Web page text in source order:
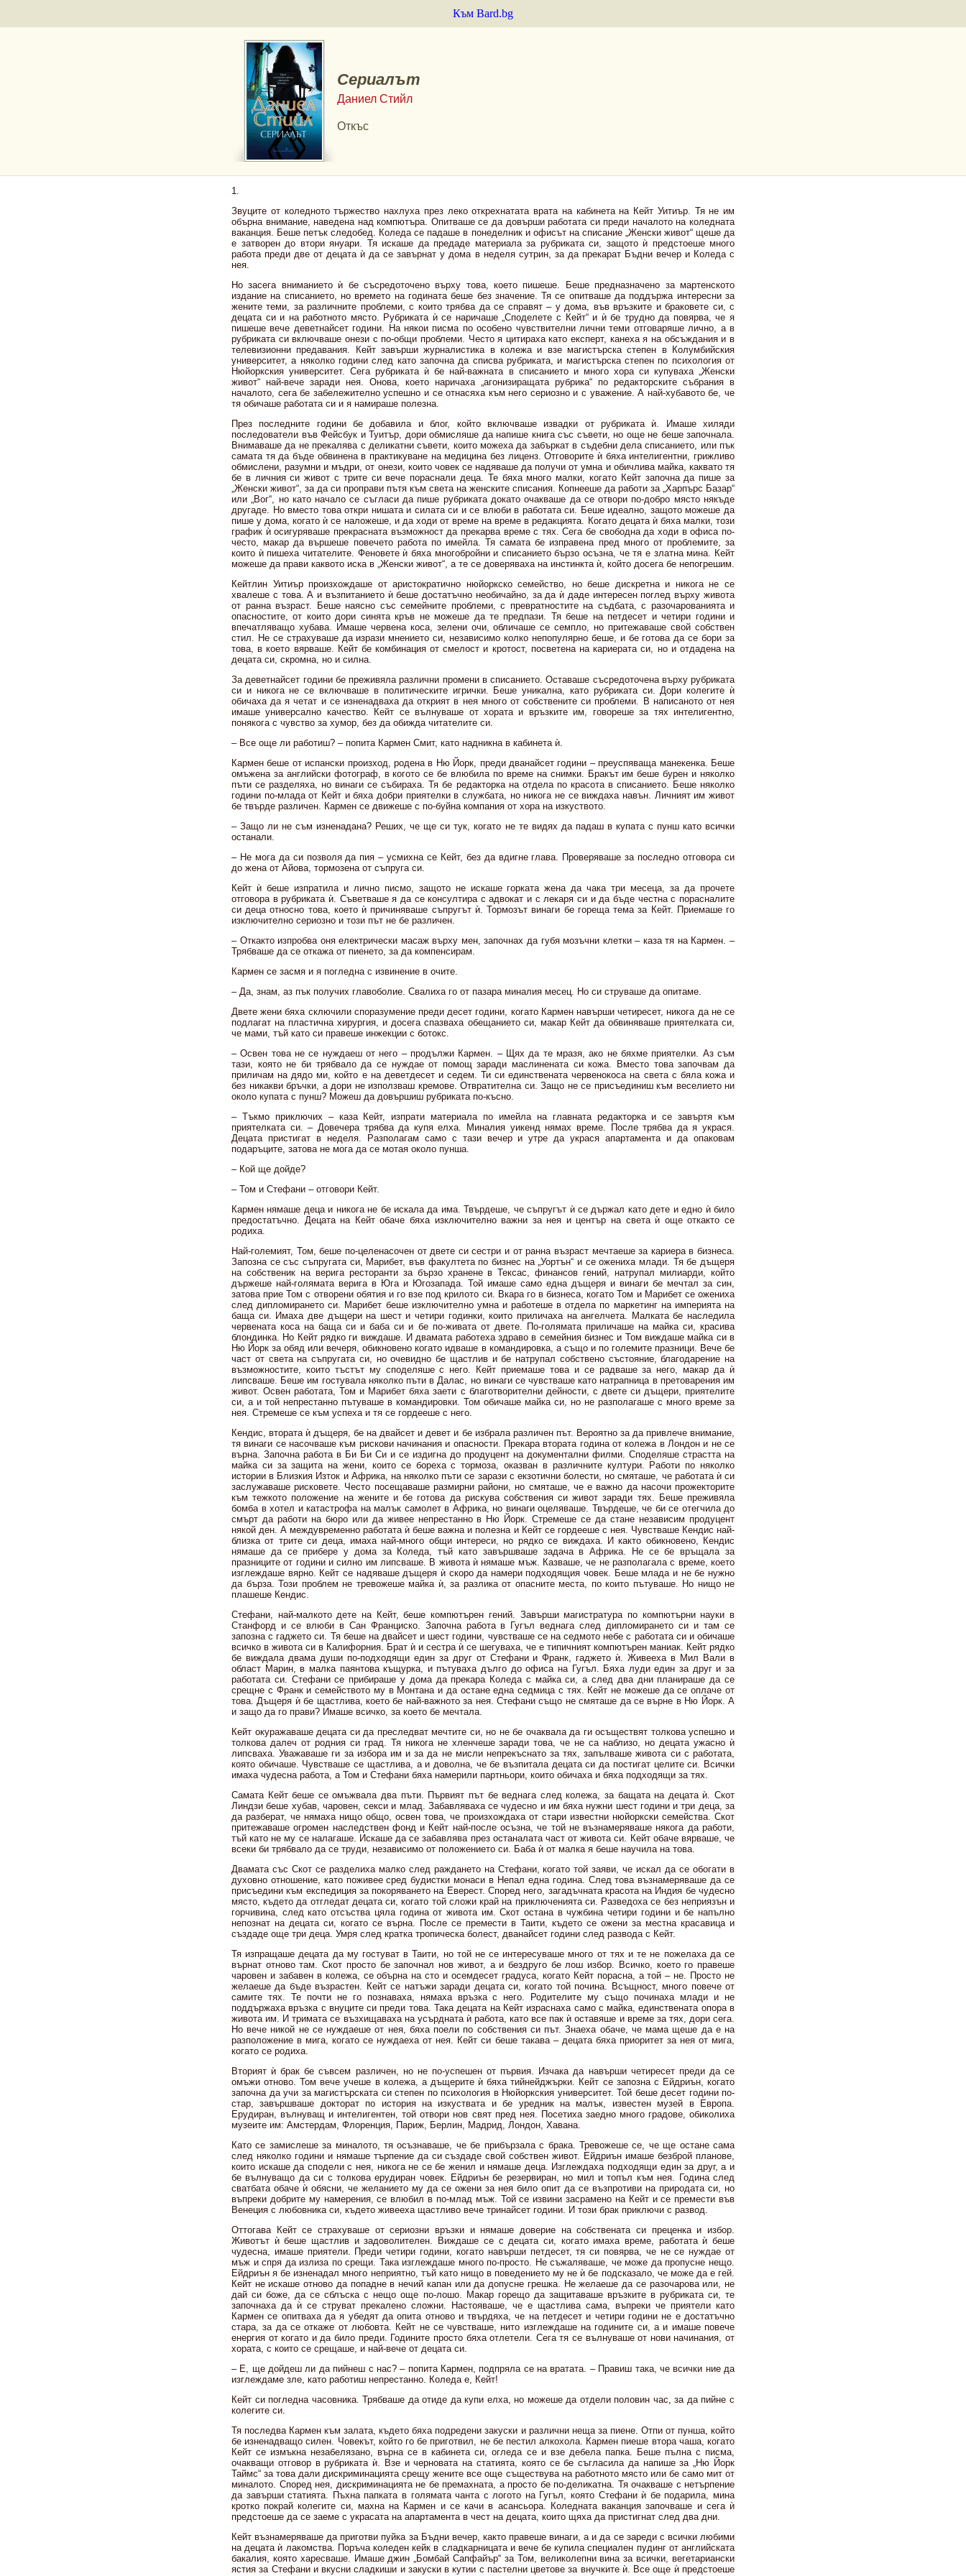
Към Bard.bg
Сериалът
Даниел Стийл
Откъс
1.
Звуците от коледното тържество нахлуха през леко открехнатата врата на кабинета на Кейт Уитиър. Тя не им
обърна внимание, наведена над компютъра. Опитваше се да довърши работата си преди началото на коледната
ваканция. Беше петък следобед. Коледа се падаше в понеделник и офисът на списание „Женски живот“ щеше да
е затворен до втори януари. Тя искаше да предаде материала за рубриката си, защото ѝ предстоеше много
работа преди две от децата ѝ да се завърнат у дома в неделя сутрин, за да прекарат Бъдни вечер и Коледа с
нея.
Но засега вниманието ѝ бе съсредоточено върху това, което пишеше. Беше предназначено за мартенското
издание на списанието, но времето на годината беше без значение. Тя се опитваше да поддържа интересни за
жените теми, за различните проблеми, с които трябва да се справят – у дома, във връзките и браковете си, с
децата си и на работното място. Рубриката ѝ се наричаше „Споделете с Кейт“ и ѝ бе трудно да повярва, че я
пишеше вече деветнайсет години. На някои писма по особено чувствителни лични теми отговаряше лично, а в
рубриката си включваше онези с по-общи проблеми. Често я цитираха като експерт, канеха я на обсъждания и в
телевизионни предавания. Кейт завърши журналистика в колежа и взе магистърска степен в Колумбийския
университет, а няколко години след като започна да списва рубриката, и магистърска степен по психология от
Нюйоркския университет. Сега рубриката ѝ бе най-важната в списанието и много хора си купуваха „Женски
живот“ най-вече заради нея. Онова, което наричаха „агонизиращата рубрика“ по редакторските събрания в
началото, сега бе забележително успешно и се отнасяха към него сериозно и с уважение. А най-хубавото бе, че
тя обичаше работата си и я намираше полезна.
През последните години бе добавила и блог, който включваше извадки от рубриката ѝ. Имаше хиляди
последователи във Фейсбук и Туитър, дори обмисляше да напише книга със съвети, но още не беше започнала.
Внимаваше да не прекалява с деликатни съвети, които можеха да забъркат в съдебни дела списанието, или пък
самата тя да бъде обвинена в практикуване на медицина без лиценз. Отговорите ѝ бяха интелигентни, грижливо
обмислени, разумни и мъдри, от онези, които човек се надяваше да получи от умна и обичлива майка, каквато тя
бе в личния си живот с трите си вече пораснали деца. Те бяха много малки, когато Кейт започна да пише за
„Женски живот“, за да си проправи пътя към света на женските списания. Копнееше да работи за „Харпърс Базар“
или „Вог“, но като начало се съгласи да пише рубриката докато очакваше да се отвори по-добро място някъде
другаде. Но вместо това откри нишата и силата си и се влюби в работата си. Беше идеално, защото можеше да
пише у дома, когато ѝ се наложеше, и да ходи от време на време в редакцията. Когато децата ѝ бяха малки, този
график ѝ осигуряваше прекрасната възможност да прекарва време с тях. Сега бе свободна да ходи в офиса по-
често, макар да вършеше повечето работа по имейла. Тя самата бе изправена пред много от проблемите, за
които ѝ пишеха читателите. Феновете ѝ бяха многобройни и списанието бързо осъзна, че тя е златна мина. Кейт
можеше да прави каквото иска в „Женски живот“, а те се доверяваха на инстинкта ѝ, който досега бе непогрешим.
Кейтлин Уитиър произхождаше от аристократично нюйоркско семейство, но беше дискретна и никога не се
хвалеше с това. А и възпитанието ѝ беше достатъчно необичайно, за да ѝ даде интересен поглед върху живота
от ранна възраст. Беше наясно със семейните проблеми, с превратностите на съдбата, с разочарованията и
опасностите, от които дори синята кръв не можеше да те предпази. Тя беше на петдесет и четири години и
впечатляващо хубава. Имаше червена коса, зелени очи, обличаше се семпло, но притежаваше свой собствен
стил. Не се страхуваше да изрази мнението си, независимо колко непопулярно беше, и бе готова да се бори за
това, в което вярваше. Кейт бе комбинация от смелост и кротост, посветена на кариерата си, но и отдадена на
децата си, скромна, но и силна.
За деветнайсет години бе преживяла различни промени в списанието. Оставаше съсредоточена върху рубриката
си и никога не се включваше в политическите игрички. Беше уникална, като рубриката си. Дори колегите ѝ
обичаха да я четат и се изненадваха да открият в нея много от собствените си проблеми. В написаното от нея
имаше универсално качество. Кейт се вълнуваше от хората и връзките им, говореше за тях интелигентно,
понякога с чувство за хумор, без да обижда читателите си.
– Все още ли работиш? – попита Кармен Смит, като надникна в кабинета ѝ.
Кармен беше от испански произход, родена в Ню Йорк, преди дванайсет години – преуспяваща манекенка. Беше
омъжена за английски фотограф, в когото се бе влюбила по време на снимки. Бракът им беше бурен и няколко
пъти се разделяха, но винаги се събираха. Тя бе редакторка на отдела по красота в списанието. Беше няколко
години по-млада от Кейт и бяха добри приятелки в службата, но никога не се виждаха навън. Личният им живот
бе твърде различен. Кармен се движеше с по-буйна компания от хора на изкуството.
– Защо ли не съм изненадана? Реших, че ще си тук, когато не те видях да падаш в купата с пунш като всички
останали.
– Не мога да си позволя да пия – усмихна се Кейт, без да вдигне глава. Проверяваше за последно отговора си
до жена от Айова, тормозена от съпруга си.
Кейт ѝ беше изпратила и лично писмо, защото не искаше горката жена да чака три месеца, за да прочете
отговора в рубриката ѝ. Съветваше я да се консултира с адвокат и с лекаря си и да бъде честна с порасналите
си деца относно това, което ѝ причиняваше съпругът ѝ. Тормозът винаги бе гореща тема за Кейт. Приемаше го
изключително сериозно и този път не бе различен.
– Откакто изпробва оня електрически масаж върху мен, започнах да губя мозъчни клетки – каза тя на Кармен. –
Трябваше да се откажа от пиенето, за да компенсирам.
Кармен се засмя и я погледна с извинение в очите.
– Да, знам, аз пък получих главоболие. Свалиха го от пазара миналия месец. Но си струваше да опитаме.
Двете жени бяха сключили споразумение преди десет години, когато Кармен навърши четиресет, никога да не се
подлагат на пластична хирургия, и досега спазваха обещанието си, макар Кейт да обвиняваше приятелката си,
че мами, тъй като си правеше инжекции с ботокс.
– Освен това не се нуждаеш от него – продължи Кармен. – Щях да те мразя, ако не бяхме приятелки. Аз съм
тази, която не би трябвало да се нуждае от помощ заради маслинената си кожа. Вместо това започвам да
приличам на дядо ми, който е на деветдесет и седем. Ти си единствената червенокоса на света с бяла кожа и
без никакви бръчки, а дори не използваш кремове. Отвратителна си. Защо не се присъединиш към веселието ни
около купата с пунш? Можеш да довършиш рубриката по-късно.
– Тъкмо приключих – каза Кейт, изпрати материала по имейла на главната редакторка и се завъртя към
приятелката си. – Довечера трябва да купя елха. Миналия уикенд нямах време. После трябва да я украся.
Децата пристигат в неделя. Разполагам само с тази вечер и утре да украся апартамента и да опаковам
подаръците, затова не мога да се мотая около пунша.
– Кой ще дойде?
– Том и Стефани – отговори Кейт.
Кармен нямаше деца и никога не бе искала да има. Твърдеше, че съпругът ѝ се държал като дете и едно ѝ било
предостатъчно. Децата на Кейт обаче бяха изключително важни за нея и център на света ѝ още откакто се
родиха.
Най-големият, Том, беше по-целенасочен от двете си сестри и от ранна възраст мечтаеше за кариера в бизнеса.
Запозна се със съпругата си, Марибет, във факултета по бизнес на „Уортън“ и се ожениха млади. Тя бе дъщеря
на собственик на верига ресторанти за бързо хранене в Тексас, финансов гений, натрупал милиарди, който
държеше най-голямата верига в Юга и Югозапада. Той имаше само една дъщеря и винаги бе мечтал за син,
затова прие Том с отворени обятия и го взе под крилото си. Вкара го в бизнеса, когато Том и Марибет се ожениха
след дипломирането си. Марибет беше изключително умна и работеше в отдела по маркетинг на империята на
баща си. Имаха две дъщери на шест и четири годинки, които приличаха на ангелчета. Малката бе наследила
червената коса на баща си и баба си и бе по-живата от двете. По-голямата приличаше на майка си, красива
блондинка. Но Кейт рядко ги виждаше. И двамата работеха здраво в семейния бизнес и Том виждаше майка си в
Ню Йорк за обяд или вечеря, обикновено когато идваше в командировка, а също и по големите празници. Вече бе
част от света на съпругата си, но очевидно бе щастлив и бе натрупал собствено състояние, благодарение на
възможностите, които тъстът му споделяше с него. Кейт приемаше това и се радваше за него, макар да ѝ
липсваше. Беше им гостувала няколко пъти в Далас, но винаги се чувстваше като натрапница в претоварения им
живот. Освен работата, Том и Марибет бяха заети с благотворителни дейности, с двете си дъщери, приятелите
си, а и той непрестанно пътуваше в командировки. Том обичаше майка си, но не разполагаше с много време за
нея. Стремеше се към успеха и тя се гордееше с него.
Кендис, втората ѝ дъщеря, бе на двайсет и девет и бе избрала различен път. Вероятно за да привлече внимание,
тя винаги се насочваше към рискови начинания и опасности. Прекара втората година от колежа в Лондон и не се
върна. Започна работа в Би Би Си и се издигна до продуцент на документални филми. Споделяше страстта на
майка си за защита на жени, които се бореха с тормоза, оказван в различните култури. Работи по няколко
истории в Близкия Изток и Африка, на няколко пъти се зарази с екзотични болести, но смяташе, че работата ѝ си
заслужаваше рисковете. Често посещаваше размирни райони, но смяташе, че е важно да насочи прожекторите
към тежкото положение на жените и бе готова да рискува собствения си живот заради тях. Беше преживяла
бомба в хотел и катастрофа на малък самолет в Африка, но винаги оцеляваше. Твърдеше, че би се отегчила до
смърт да работи на бюро или да живее непрестанно в Ню Йорк. Стремеше се да стане независим продуцент
някой ден. А междувременно работата ѝ беше важна и полезна и Кейт се гордееше с нея. Чувстваше Кендис най-
близка от трите си деца, имаха най-много общи интереси, но рядко се виждаха. И както обикновено, Кендис
нямаше да се прибере у дома за Коледа, тъй като завършваше задача в Африка. Не се бе връщала за
празниците от години и силно им липсваше. В живота ѝ нямаше мъж. Казваше, че не разполагала с време, което
изглеждаше вярно. Кейт се надяваше дъщеря ѝ скоро да намери подходящия човек. Беше млада и не бе нужно
да бърза. Този проблем не тревожеше майка ѝ, за разлика от опасните места, по които пътуваше. Но нищо не
плашеше Кендис.
Стефани, най-малкото дете на Кейт, беше компютърен гений. Завърши магистратура по компютърни науки в
Станфорд и се влюби в Сан Франциско. Започна работа в Гугъл веднага след дипломирането си и там се
запозна с гаджето си. Тя беше на двайсет и шест години, чувстваше се на седмото небе с работата си и обичаше
всичко в живота си в Калифорния. Брат ѝ и сестра ѝ се шегуваха, че е типичният компютърен маниак. Кейт рядко
бе виждала двама души по-подходящи един за друг от Стефани и Франк, гаджето ѝ. Живееха в Мил Вали в
област Марин, в малка паянтова къщурка, и пътуваха дълго до офиса на Гугъл. Бяха луди един за друг и за
работата си. Стефани се прибираше у дома да прекара Коледа с майка си, а след два дни планираше да се
срещне с Франк и семейството му в Монтана и да остане една седмица с тях. Кейт не можеше да се оплаче от
това. Дъщеря ѝ бе щастлива, което бе най-важното за нея. Стефани също не смяташе да се върне в Ню Йорк. А
и защо да го прави? Имаше всичко, за което бе мечтала.
Кейт окуражаваше децата си да преследват мечтите си, но не бе очаквала да ги осъществят толкова успешно и
толкова далеч от родния си град. Тя никога не хленчеше заради това, че не са наблизо, но децата ужасно ѝ
липсваха. Уважаваше ги за избора им и за да не мисли непрекъснато за тях, запълваше живота си с работата,
която обичаше. Чувстваше се щастлива, а и доволна, че бе възпитала децата си да постигат целите си. Всички
имаха чудесна работа, а Том и Стефани бяха намерили партньори, които обичаха и бяха подходящи за тях.
Самата Кейт беше се омъжвала два пъти. Първият път бе веднага след колежа, за бащата на децата ѝ. Скот
Линдзи беше хубав, чаровен, секси и млад. Забавляваха се чудесно и им бяха нужни шест години и три деца, за
да разберат, че нямаха нищо общо, освен това, че произхождаха от стари известни нюйоркски семейства. Скот
притежаваше огромен наследствен фонд и Кейт най-после осъзна, че той не възнамеряваше някога да работи,
тъй като не му се налагаше. Искаше да се забавлява през останалата част от живота си. Кейт обаче вярваше, че
всеки би трябвало да се труди, независимо от положението си. Баба ѝ от малка я беше научила на това.
Двамата със Скот се разделиха малко след раждането на Стефани, когато той заяви, че искал да се обогати в
духовно отношение, като поживее сред будистки монаси в Непал една година. След това възнамеряваше да се
присъедини към експедиция за покоряването на Еверест. Според него, загадъчната красота на Индия бе чудесно
място, където да отгледат децата си, когато той сложи край на приключенията си. Разведоха се без неприязън и
горчивина, след като отсъства цяла година от живота им. Скот остана в чужбина четири години и бе напълно
непознат на децата си, когато се върна. После се премести в Таити, където се ожени за местна красавица и
създаде още три деца. Умря след кратка тропическа болест, дванайсет години след развода с Кейт.
Тя изпращаше децата да му гостуват в Таити, но той не се интересуваше много от тях и те не пожелаха да се
върнат отново там. Скот просто бе започнал нов живот, а и бездруго бе лош избор. Всичко, което го правеше
чаровен и забавен в колежа, се обърна на сто и осемдесет градуса, когато Кейт порасна, а той – не. Просто не
желаеше да бъде възрастен. Кейт се натъжи заради децата си, когато той почина. Всъщност, много повече от
самите тях. Те почти не го познаваха, нямаха връзка с него. Родителите му също починаха млади и не
поддържаха връзка с внуците си преди това. Така децата на Кейт израснаха само с майка, единствената опора в
живота им. И тримата се възхищаваха на усърдната ѝ работа, като все пак ѝ оставяше и време за тях, дори сега.
Но вече никой не се нуждаеше от нея, бяха поели по собствения си път. Знаеха обаче, че мама щеше да е на
разположение в мига, когато се нуждаеха от нея. Кейт си беше такава – децата бяха приоритет за нея от мига,
когато се родиха.
Вторият ѝ брак бе съвсем различен, но не по-успешен от първия. Изчака да навърши четиресет преди да се
омъжи отново. Том вече учеше в колежа, а дъщерите ѝ бяха тийнейджърки. Кейт се запозна с Ейдриън, когато
започна да учи за магистърската си степен по психология в Нюйоркския университет. Той беше десет години по-
стар, завършваше докторат по история на изкуствата и бе уредник на малък, известен музей в Европа.
Ерудиран, вълнуващ и интелигентен, той отвори нов свят пред нея. Посетиха заедно много градове, обиколиха
музеите им: Амстердам, Флоренция, Париж, Берлин, Мадрид, Лондон, Хавана.
Като се замислеше за миналото, тя осъзнаваше, че бе прибързала с брака. Тревожеше се, че ще остане сама
след няколко години и нямаше търпение да си създаде свой собствен живот. Ейдриън имаше безброй планове,
които искаше да сподели с нея, никога не се бе женил и нямаше деца. Изглеждаха подходящи един за друг, а и
бе вълнуващо да си с толкова ерудиран човек. Ейдриън бе резервиран, но мил и топъл към нея. Година след
сватбата обаче ѝ обясни, че желанието му да се ожени за нея било опит да се възпротиви на природата си, но
въпреки добрите му намерения, се влюбил в по-млад мъж. Той се извини засрамено на Кейт и се премести във
Венеция с любовника си, където живееха щастливо вече тринайсет години. И този брак приключи с развод.
Оттогава Кейт се страхуваше от сериозни връзки и нямаше доверие на собствената си преценка и избор.
Животът ѝ беше щастлив и задоволителен. Виждаше се с децата си, когато имаха време, работата ѝ беше
чудесна, имаше приятели. Преди четири години, когато навърши петдесет, тя си повярва, че не се нуждае от
мъж и спря да излиза по срещи. Така изглеждаше много по-просто. Не съжаляваше, че може да пропусне нещо.
Ейдриън я бе изненадал много неприятно, тъй като нищо в поведението му не ѝ бе подсказало, че може да е гей.
Кейт не искаше отново да попадне в нечий капан или да допусне грешка. Не желаеше да се разочарова или, не
дай си боже, да се сблъска с нещо още по-лошо. Макар горещо да защитаваше връзките в рубриката си, те
започнаха да ѝ се струват прекалено сложни. Настояваше, че е щастлива сама, въпреки че приятели като
Кармен се опитваха да я убедят да опита отново и твърдяха, че на петдесет и четири години не е достатъчно
стара, за да се откаже от любовта. Кейт не се чувстваше, нито изглеждаше на годините си, а и имаше повече
енергия от когато и да било преди. Годините просто бяха отлетели. Сега тя се вълнуваше от нови начинания, от
хората, с които се срещаше, и най-вече от децата си.
– Е, ще дойдеш ли да пийнеш с нас? – попита Кармен, подпряла се на вратата. – Правиш така, че всички ние да
изглеждаме зле, като работиш непрестанно. Коледа е, Кейт!
Кейт си погледна часовника. Трябваше да отиде да купи елха, но можеше да отдели половин час, за да пийне с
колегите си.
Тя последва Кармен към залата, където бяха подредени закуски и различни неща за пиене. Отпи от пунша, който
бе изненадващо силен. Човекът, който го бе приготвил, не бе пестил алкохола. Кармен пиеше втора чаша, когато
Кейт се измъкна незабелязано, върна се в кабинета си, огледа се и взе дебела папка. Беше пълна с писма,
очакващи отговор в рубриката ѝ. Взе и черновата на статията, която се бе съгласила да напише за „Ню Йорк
Таймс“ за това дали дискриминацията срещу жените все още съществува на работното място или бе само мит от
миналото. Според нея, дискриминацията не бе премахната, а просто бе по-деликатна. Тя очакваше с нетърпение
да завърши статията. Пъхна папката в голямата чанта с логото на Гугъл, която Стефани ѝ бе подарила, мина
кротко покрай колегите си, махна на Кармен и се качи в асансьора. Коледната ваканция започваше и сега ѝ
предстоеше да се заеме с украсата на апартамента в чест на децата, които щяха да пристигнат след два дни.
Кейт възнамеряваше да приготви пуйка за Бъдни вечер, както правеше винаги, а и да се зареди с всички любими
на децата ѝ лакомства. Поръча коледен кейк в сладкарницата и вече бе купила специален пудинг от английската
бакалия, която харесваше. Имаше джин „Бомбай Сапфайър“ за Том, великолепни вина за всички, вегетариански
ястия за Стефани и вкусни сладкиши и закуски в кутии с пастелни цветове за внучките ѝ. Все още ѝ предстоеше